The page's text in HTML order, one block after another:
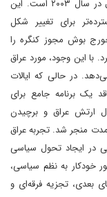
مقایسه آموزنده‌تر با حمله جورج دبلیو بوش به عراق در سال ۲۰۰۳ است. این
برای تغییر شکل
بوش مجوز کنگره را
با این وجود، مورد عراق
در حالی که ایالات
یک برنامه جامع برای
ارتش عراق و برچیدن
منجر شد. تجربه عراق
در ایجاد تحول سیاسی
خودکار به نظم سیاسی،
بعدی، تجزیه فرقه‌ای و